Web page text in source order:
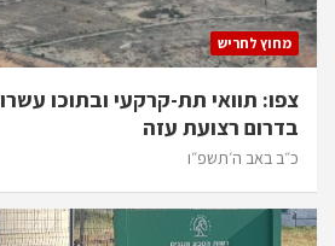
מחוץ לחריש
צפו: תוואי תת-קרקעי ובתוכו
בדרום רצועת עזה
כ״ב באב ה׳תשפ״ו